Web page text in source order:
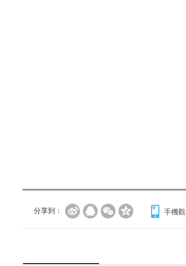
分享到： 手機